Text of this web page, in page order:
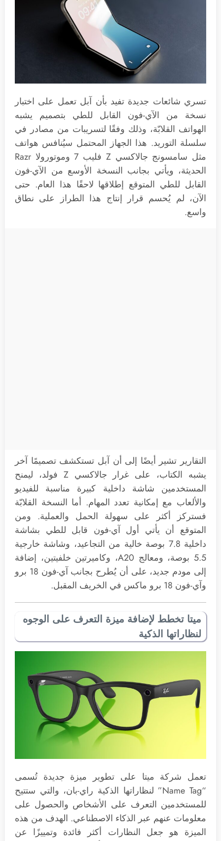
تسري شائعات جديدة تفيد بأن آبل تعمل على اختبار
نسخة من الآي-فون القابل للطي بتصميم يشبه
الهواتف القلابّة، وذلك وفقًا لتسريبات من مصادر في
سلسلة التوريد. هذا الجهاز المحتمل سيُنافس هواتف
مثل سامسونج جالاكسي Z فليب 7 وموتورولا Razr
الحديثة، ويأتي بجانب النسخة الأوسع من الآي-فون
القابل للطي المتوقع إطلاقها لاحقًا هذا العام. حتى
الآن، لم يُحسم قرار إنتاج هذا الطراز على نطاق
واسع.
التقارير تشير أيضًا إلى أن آبل تستكشف تصميمًا آخر
يشبه الكتاب، على غرار جالاكسي Z فولد، ليمنح
المستخدمين شاشة داخلية كبيرة مناسبة للفيديو
والألعاب مع إمكانية تعدد المهام. أما النسخة القلابّة
فستركز أكثر على سهولة الحمل والعملية. ومن
المتوقع أن يأتي أول آي-فون قابل للطي بشاشة
داخلية 7.8 بوصة خالية من التجاعيد، وشاشة خارجية
5.5 بوصة، ومعالج A20، وكاميرتين خلفيتين، إضافة
إلى مودم جديد، على أن يُطرح بجانب آي-فون 18 برو
وآي-فون 18 برو ماكس في الخريف المقبل.
ميتا تخطط لإضافة ميزة التعرف على الوجوه
لنظاراتها الذكية
تعمل شركة ميتا على تطوير ميزة جديدة تُسمى
“Name Tag” لنظاراتها الذكية راي-بان، والتي ستتيح
للمستخدمين التعرف على الأشخاص والحصول على
معلومات عنهم عبر الذكاء الاصطناعي. الهدف من هذه
الميزة هو جعل النظارات أكثر فائدة وتمييزًا عن